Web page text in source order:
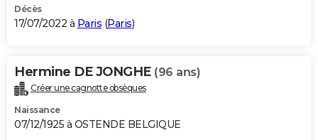
Décès
17/07/2022 à Paris (Paris)
Hermine DE JONGHE (96 ans)
Créer une cagnotte obsèques
Naissance
07/12/1925 à OSTENDE BELGIQUE